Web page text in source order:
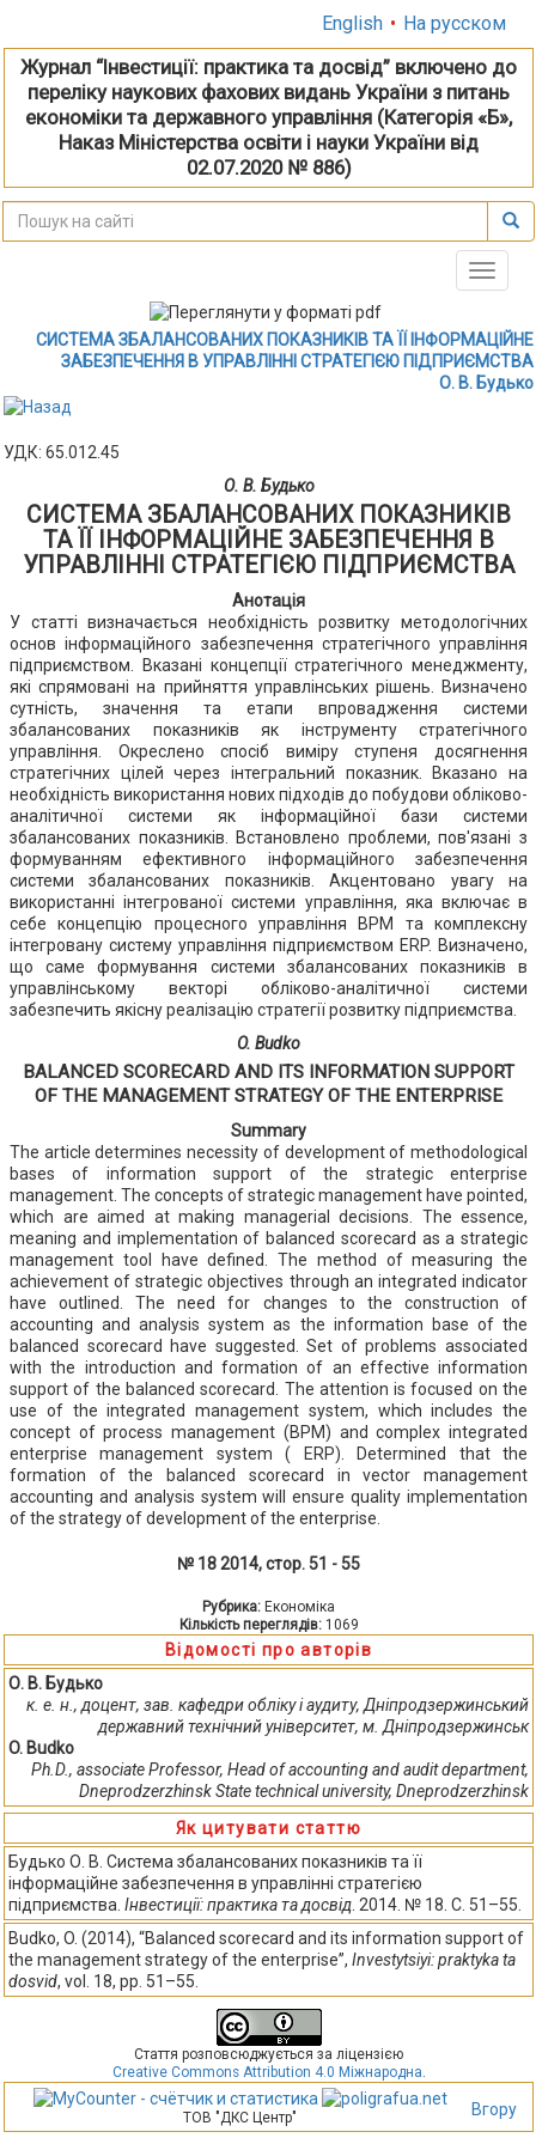
English • На русском
Журнал “Інвестиції: практика та досвід” включено до
переліку наукових фахових видань України з питань
економіки та державного управління (Категорія «Б»,
Наказ Міністерства освіти і науки України від
02.07.2020 № 886)
Toggle
СИСТЕМА ЗБАЛАНСОВАНИХ ПОКАЗНИКІВ ТА ЇЇ ІНФОРМАЦІЙНЕ
ЗАБЕЗПЕЧЕННЯ В УПРАВЛІННІ СТРАТЕГІЄЮ ПІДПРИЄМСТВА
О. В. Будько
УДК: 65.012.45
О. В. Будько
СИСТЕМА ЗБАЛАНСОВАНИХ ПОКАЗНИКІВ
ТА ЇЇ ІНФОРМАЦІЙНЕ ЗАБЕЗПЕЧЕННЯ В
УПРАВЛІННІ СТРАТЕГІЄЮ ПІДПРИЄМСТВА
Анотація
У статті визначається необхідність розвитку методологічних
основ інформаційного забезпечення стратегічного управління
підприємством. Вказані концепції стратегічного менеджменту,
які спрямовані на прийняття управлінських рішень. Визначено
сутність, значення та етапи впровадження системи
збалансованих показників як інструменту стратегічного
управління. Окреслено спосіб виміру ступеня досягнення
стратегічних цілей через інтегральний показник. Вказано на
необхідність використання нових підходів до побудови обліково-
аналітичної системи як інформаційної бази системи
збалансованих показників. Встановлено проблеми, пов'язані з
формуванням ефективного інформаційного забезпечення
системи збалансованих показників. Акцентовано увагу на
використанні інтегрованої системи управління, яка включає в
себе концепцію процесного управління ВРМ та комплексну
інтегровану систему управління підприємством ERP. Визначено,
що саме формування системи збалансованих показників в
управлінському векторі обліково-аналітичної системи
забезпечить якісну реалізацію стратегії розвитку підприємства.
O. Budko
BALANCED SCORECARD AND ITS INFORMATION SUPPORT
OF THE MANAGEMENT STRATEGY OF THE ENTERPRISE
Summary
The article determines necessity of development of methodological
bases of information support of the strategic enterprise
management. The concepts of strategic management have pointed,
which are aimed at making managerial decisions. The essence,
meaning and implementation of balanced scorecard as a strategic
management tool have defined. The method of measuring the
achievement of strategic objectives through an integrated indicator
have outlined. The need for changes to the construction of
accounting and analysis system as the information base of the
balanced scorecard have suggested. Set of problems associated
with the introduction and formation of an effective information
support of the balanced scorecard. The attention is focused on the
use of the integrated management system, which includes the
concept of process management (ВРМ) and complex integrated
enterprise management system ( ERP). Determined that the
formation of the balanced scorecard in vector management
accounting and analysis system will ensure quality implementation
of the strategy of development of the enterprise.
№ 18 2014, стор. 51 - 55
Рубрика: Економіка
Кількість переглядів: 1069
Відомості про авторів
О. В. Будько
к. е. н., доцент, зав. кафедри обліку і аудиту, Дніпродзержинський
державний технічний університет, м. Дніпродзержинськ
O. Budko
Ph.D., associate Professor, Head of accounting and audit department,
Dneprodzerzhinsk State technical university, Dneprodzerzhinsk
Як цитувати статтю
Будько О. В. Система збалансованих показників та її
інформаційне забезпечення в управлінні стратегією
підприємства. Інвестиції: практика та досвід . 2014. № 18. С. 51–55.
Budko, O. (2014), “Balanced scorecard and its information support of
the management strategy of the enterprise”, Investytsiyi: praktyka ta
dosvid, vol. 18, pp. 51–55.
Стаття розповсюджується за ліцензією
Creative Commons Attribution 4.0 Міжнародна
Вгору
ТОВ "ДКС Центр"